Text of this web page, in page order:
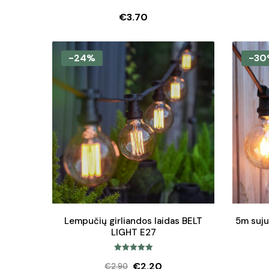
€3.70
-24%
Lempučių girliandos laidas BELT
LIGHT E27
5.00
iš 5
€2.90
-
5m